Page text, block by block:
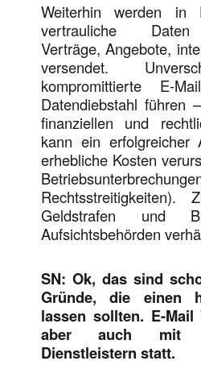
Weiterhin werden in
vertrauliche Daten
Verträge, Angebote,
versendet.
kompromittierte E-
Datendiebstahl führen
finanziellen und
kann ein erfolgreicher
erhebliche Kosten
Rechtsstreitigkeiten).
Geldstrafen und
Aufsichtsbehörden
SN: Ok, das sind
Gründe, die einen
lassen sollten. E-
aber auch mit
Dienstleistern statt.